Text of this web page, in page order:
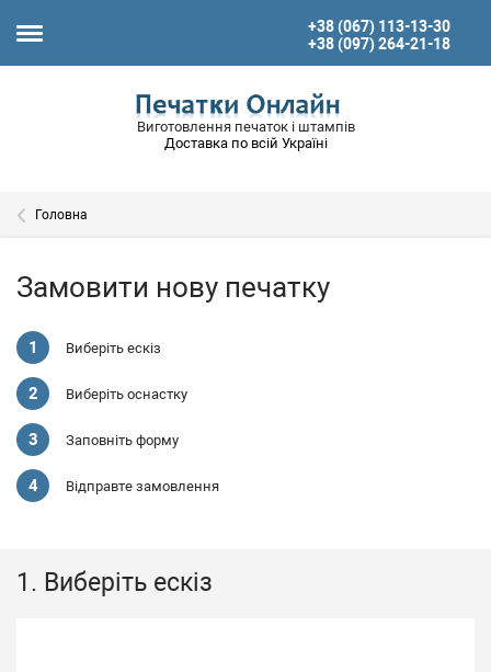
+38 (067) 113-13-30
+38 (097) 264-21-18
Виготовлення печаток і штампів
Доставка по всій Україні
Головна
Замовити нову печатку
Виберіть ескіз
Виберіть оснастку
Заповніть форму
Відправте замовлення
1. Виберіть ескіз